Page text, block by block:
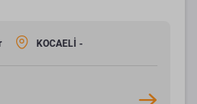
KOCAELİ -